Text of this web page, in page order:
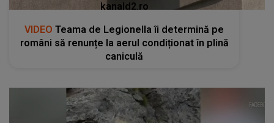
kanald2.ro
VIDEO Teama de Legionella îi determină pe
români să renunțe la aerul condiționat în plină
caniculă